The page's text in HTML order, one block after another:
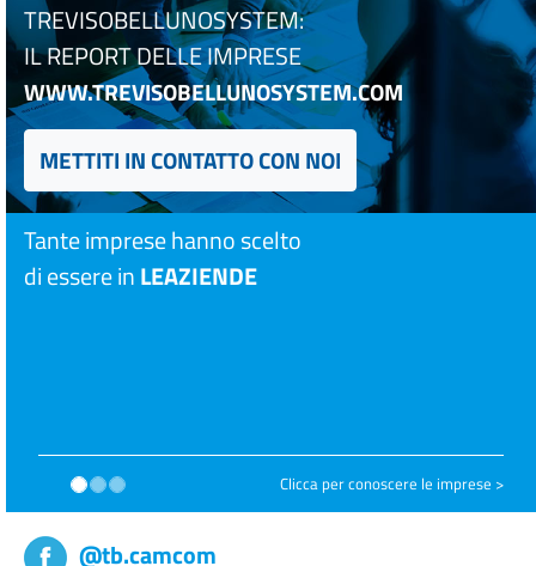
TREVISOBELLUNOSYSTEM:
IL REPORT DELLE IMPRESE
WWW.TREVISOBELLUNOSYSTEM.COM
METTITI IN CONTATTO CON NOI
Tante imprese hanno scelto
di essere inLEAZIENDE
Clicca per conoscere le imprese >
@tb.camcom